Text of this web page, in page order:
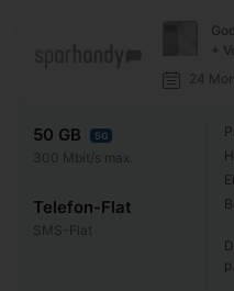
+
24
50 GB 5G
300 Mbit/s max.
Telefon-Flat
SMS-Flat